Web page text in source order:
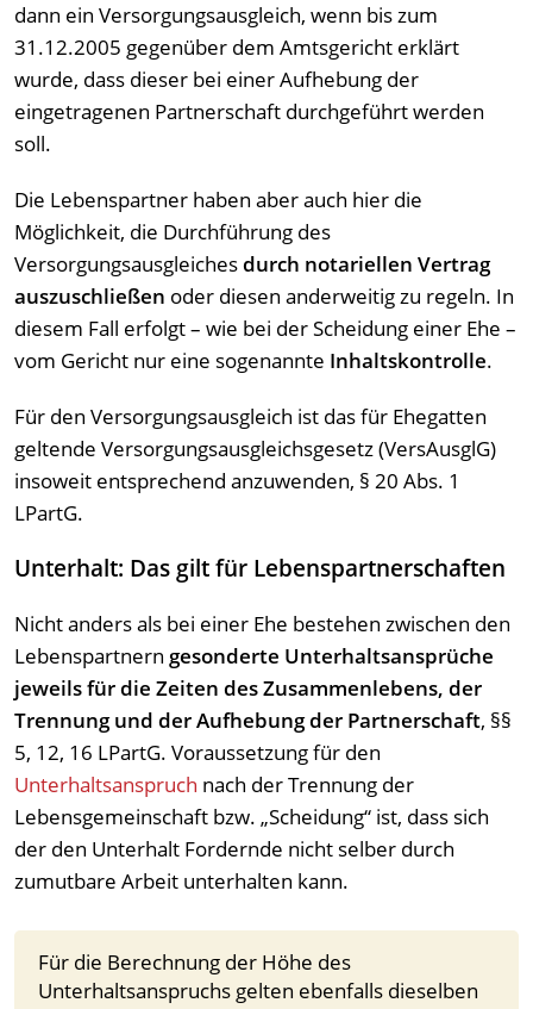
dann ein Versorgungsausgleich, wenn bis zum
31.12.2005 gegenüber dem Amtsgericht erklärt
wurde, dass dieser bei einer Aufhebung der
eingetragenen Partnerschaft durchgeführt werden
soll.
Die Lebenspartner haben aber auch hier die
Möglichkeit, die Durchführung des
Versorgungsausgleichesdurch notariellen Vertrag
auszuschließen oder diesen anderweitig zu regeln. In
diesem Fall erfolgt – wie bei der Scheidung einer Ehe –
vom Gericht nur eine sogenannte Inhaltskontrolle.
Für den Versorgungsausgleich ist das für Ehegatten
geltende Versorgungsausgleichsgesetz (VersAusglG)
insoweit entsprechend anzuwenden, § 20 Abs. 1
LPartG.
Unterhalt: Das gilt für Lebenspartnerschaften
Nicht anders als bei einer Ehe bestehen zwischen den
Lebenspartnern gesonderte Unterhaltsansprüche
jeweils für die Zeiten des Zusammenlebens, der
Trennung und der Aufhebung der Partnerschaft, §§
5, 12, 16 LPartG. Voraussetzung für den
Unterhaltsanspruch nach der Trennung der
Lebensgemeinschaft bzw. „Scheidung“ ist, dass sich
der den Unterhalt Fordernde nicht selber durch
zumutbare Arbeit unterhalten kann.
Für die Berechnung der Höhe des
Unterhaltsanspruchs gelten ebenfalls dieselben